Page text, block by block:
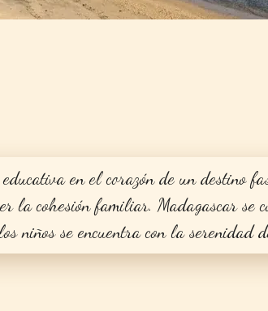
en el corazón de un destino
la cohesión familiar. Madagascar se
niños se encuentra con la serenidad